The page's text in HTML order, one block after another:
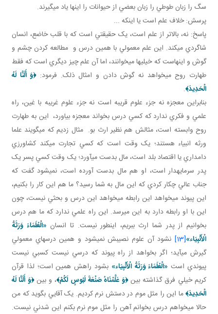
سگ را زبان طوطي را زبان بعضي از حيوانات را اينها ياد مي گيرند.
پرسش: خلاف علم است يا اينکه ...
پاسخ: نه، بالاتر از علم است، يک حقيقتي است که با قلب خاضع، انسان
شاگردي مي کند. اين علم معمولي با همين درس و مطالعه کردن چشم و
گوش و اينهاست که خيلي ها مي خوانند، اما آن علم چيز ديگري است که فقط
طهارت روح مي خواهد نه گوش دادن و امثال ذلک. فرمود:﴿وَ أَلَنَّا لَهُ
الْحَدِيدَ﴾.
بنابراين معجزه نه جزء علوم قريبه است نه جزء علوم غريبه با غين، راه
علمي و فکري ندارد که کسي درس بخواند معجزه بياورد، اين به طهارت
روح وابسته است، مثالش هم نظير ارث بو. مثال زديم که مي گويند علما
ورثه انبياء هستند؛ يک وقت است که کسي تجارت مي کند کشاورزي
دامداري يا اقتصاد بلد است، مال بدست مي آورد؛ يک وقت کسي پسر يک
پدر سرمايه دار است، او هم مال بدست آورده است، نمي شود گفت که
جناب عالي چکار کردي که اين مال به شما رسيد؟ ما هم اين کار را بکنيم،
اين پيوند مي خواهد اين رابطه مي خواهد اين درس و بحثي نيست، چون
اين با او رابطه دارد به اين مي رسد. اين راه علمي ندارد که ما هم درس
بخوانيم از پدر شما ارث ببريم، اين طور نيست. تا انسان «الْعُلَمَاءَ وَرَثَةُ
الْأَنْبِيَاء»[13]
نشود آن علوم نصيبش نمي شود و همين درس هاي معمولي
گيرش مي آيد؛ اگر بخواهد از راه پيوند که درسي نيست کسبي نيست
پيوندي است «الْعُلَمَاءَ وَرَثَةُ الْأَنْبِيَاء» بشود راهش همين است؛ لذا قرآن
کريم خيلي فرق گذاشته بين﴿وَ عَلَّمْنَاهُ صَنْعَةَ لَبُوسٍ لَكُمْ﴾، و بين﴿وَ أَلَنَّا لَهُ
الْحَدِيدَ﴾ما اين را مثل موم در دستش نرم کرديم. يک آقايي بگويد که من
حالا مي خواهم درس بخوانم آهن را مثل موم نرم بکنم اين شدني نيست.